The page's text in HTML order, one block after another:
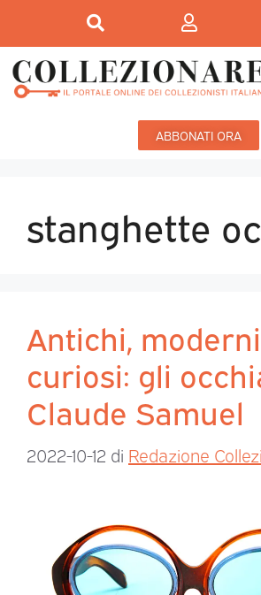
ABBONATI ORA
stanghette
Antichi,
curiosi: gli
Claude Samuel
2022-10-12 di Redazione